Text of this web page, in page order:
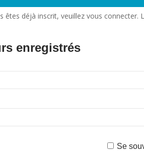
êtes déjà inscrit, veuillez vous connecter.
enregistrés
Se